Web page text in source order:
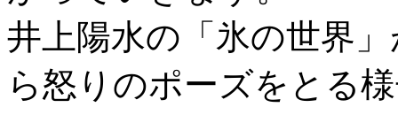
井上陽水の「氷の世界
ら怒りのポーズをとる